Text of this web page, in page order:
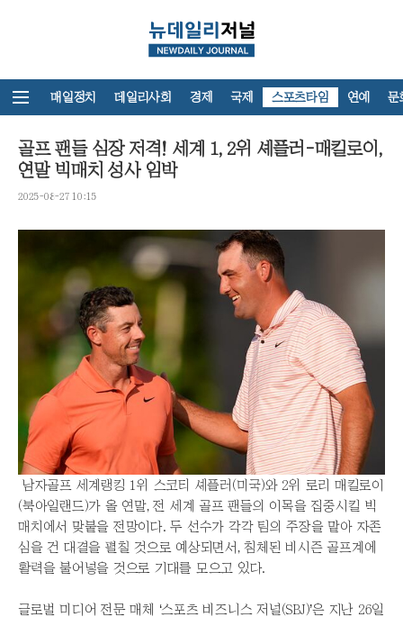
뉴스홈 매일정치 데일리사회 경제 국제 스포츠타임 연예 문
골프 팬들 심장 저격! 세계 1, 2위 셰플러-매킬로이,
연말 빅매치 성사 임박
2025-08-27 10:15
남자골프 세계랭킹 1위 스코티 셰플러(미국)와 2위 로리 매킬로이
(북아일랜드)가 올 연말, 전 세계 골프 팬들의 이목을 집중시킬 빅
매치에서 맞붙을 전망이다. 두 선수가 각각 팀의 주장을 맡아 자존
심을 건 대결을 펼칠 것으로 예상되면서, 침체된 비시즌 골프계에
활력을 불어넣을 것으로 기대를 모으고 있다.
글로벌 미디어 전문 매체 ‘스포츠 비즈니스 저널(SBJ)’은 지난 26일